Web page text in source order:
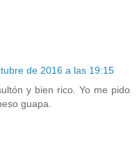
de 2016 a las 19:15
y bien rico. Yo me pido
guapa.